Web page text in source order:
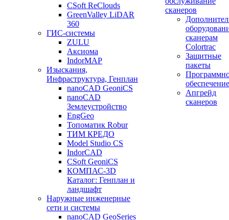
CSoft ReClouds
GreenValley LiDAR
360
ГИС-системы
ZULU
Аксиома
IndorMAP
Изыскания,
Инфраструктура, Генплан
nanoCAD GeoniCS
nanoCAD
Землеустройство
EngGeo
Топоматик Robur
ТИМ КРЕДО
Model Studio CS
IndorCAD
CSoft GeoniCS
КОМПАС-3D
Каталог: Генплан и
ландшафт
Наружные инженерные
сети и системы
nanoCAD GeoSeries
сканеров
сканерам
Colortrac
Защитные
пакеты
обеспечение
Апгрейд
сканеров